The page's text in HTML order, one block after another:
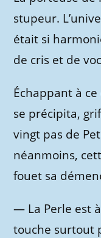
stupeur.
était si
de cris et de
Échappant à
se précipita,
vingt pas de
néanmoins,
fouet sa
— La Perle est
touche surtout